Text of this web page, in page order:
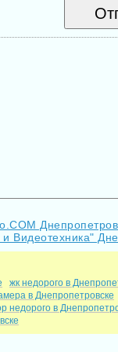
Видеотехника"
жк недорого в
в Днепропетровске
недорого в